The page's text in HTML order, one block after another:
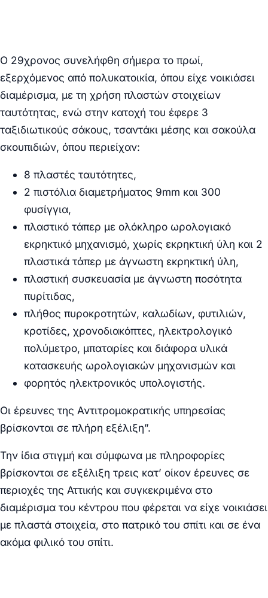
Ο 29χρονος συνελήφθη σήμερα το πρωί,
εξερχόμενος από πολυκατοικία, όπου είχε νοικιάσει
διαμέρισμα, με τη χρήση πλαστών στοιχείων
ταυτότητας, ενώ στην κατοχή του έφερε 3
ταξιδιωτικούς σάκους, τσαντάκι μέσης και σακούλα
σκουπιδιών, όπου περιείχαν:
8 πλαστές ταυτότητες,
2 πιστόλια διαμετρήματος 9mm και 300
φυσίγγια,
πλαστικό τάπερ με ολόκληρο ωρολογιακό
εκρηκτικό μηχανισμό, χωρίς εκρηκτική ύλη και 2
πλαστικά τάπερ με άγνωστη εκρηκτική ύλη,
πλαστική συσκευασία με άγνωστη ποσότητα
πυρίτιδας,
πλήθος πυροκροτητών, καλωδίων, φυτιλιών,
κροτίδες, χρονοδιακόπτες, ηλεκτρολογικό
πολύμετρο, μπαταρίες και διάφορα υλικά
κατασκευής ωρολογιακών μηχανισμών και
φορητός ηλεκτρονικός υπολογιστής.
Οι έρευνες της Αντιτρομοκρατικής υπηρεσίας
βρίσκονται σε πλήρη εξέλιξη”.
Την ίδια στιγμή και σύμφωνα με πληροφορίες
βρίσκονται σε εξέλιξη τρεις κατ’ οίκον έρευνες σε
περιοχές της Αττικής και συγκεκριμένα στο
διαμέρισμα του κέντρου που φέρεται να είχε νοικιάσει
με πλαστά στοιχεία, στο πατρικό του σπίτι και σε ένα
ακόμα φιλικό του σπίτι.